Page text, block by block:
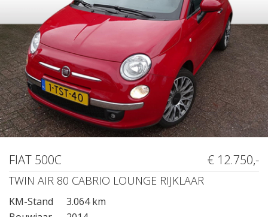
FIAT 500C € 12.750,-
TWIN AIR 80 CABRIO LOUNGE RIJKLAAR
KM-Stand
3.064 km